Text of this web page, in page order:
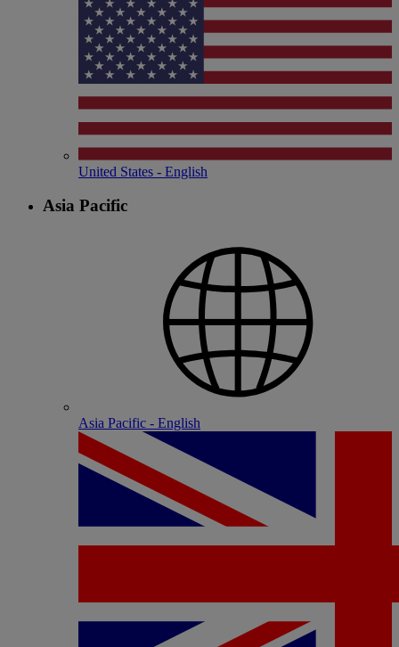
United States - English
Asia Pacific
Asia Pacific - English